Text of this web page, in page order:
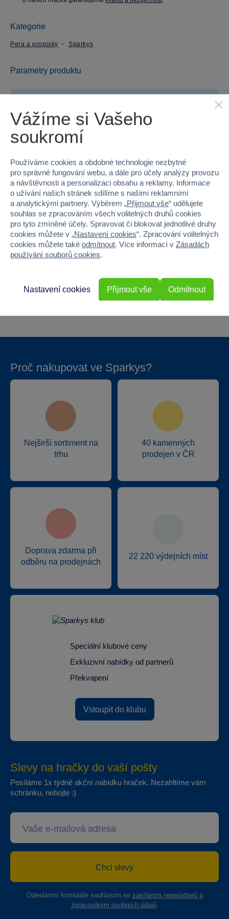
Kategorie
Pera a propisky Sparkys
Parametry produktu
Kód produktu 25MS-009-6PB
Značka
Licence CreaFun
Věk od 3
Pohlaví HOLKA, KLUK
Šířka 7.3
Výška
1.5
63
Proč nakupovat ve Sparkys?
Nejširší sortiment na
trhu
40 kamenných
prodejen v ČR
Doprava zdarma při
odběru na prodejnách
22 220 výdejních míst
Speciální klubové ceny
Exkluzivní nabídky od partnerů
Překvapení
Vstoupit do klubu
Slevy na hračky do vaší pošty
Posíláme 1x týdně akční nabídku hraček. Nezahltíme vám
schránku, nebojte :)
Chci slevy
Odesláním formuláře souhlasím se zasíláním newsletterů a
zpracováním osobních údajů.
Vážíme si Vašeho
soukromí
Používáme cookies a obdobné technologie nezbytné
pro správné fungování webu, a dále pro účely analýzy provozu
a návštěvnosti a personalizaci obsahu a reklamy. Informace
o užívání našich stránek sdílíme s našimi reklamními
a analytickými partnery. Výběrem „Přijmout vše“ udělujete
souhlas se zpracováním všech volitelných druhů cookies
pro tyto zmíněné účely. Spravovat či blokovat jednotlivé druhy
cookies můžete v „Nastavení cookies“. Zpracování volitelných
cookies můžete také odmítnout. Více informací v Zásadách
používání souborů cookies.
Odmítnout
Nastavení cookies Přijmout vše